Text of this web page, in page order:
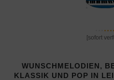
[sofort
WUNSCHMELODIEN,
KLASSIK UND POP IN